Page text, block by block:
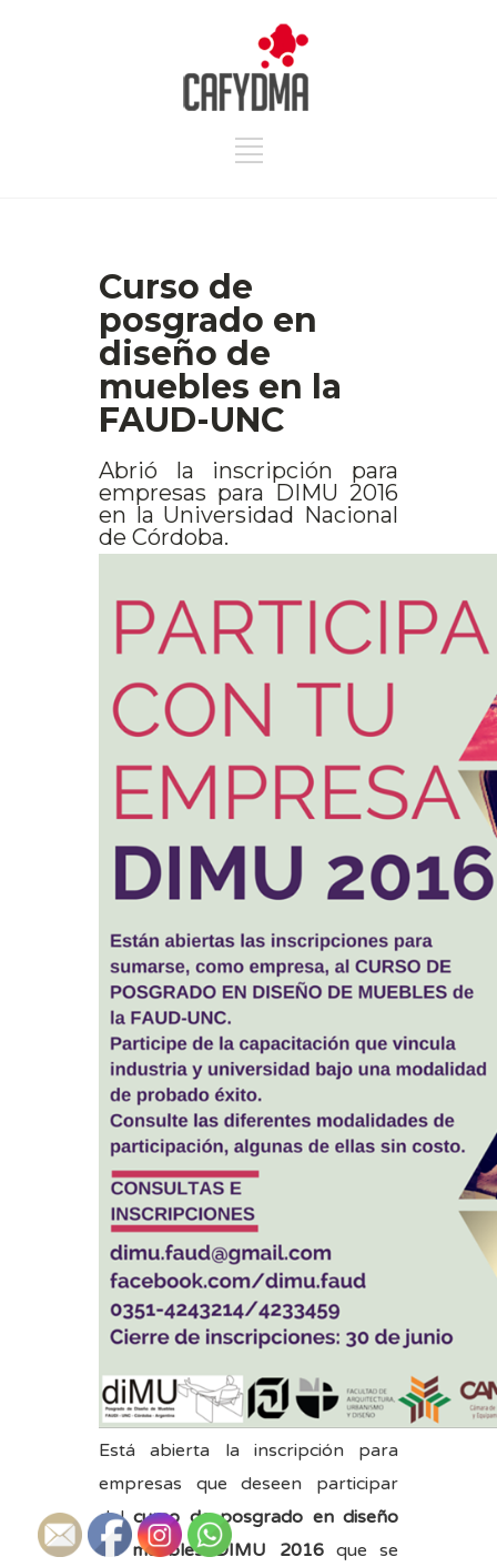
Curso de
posgrado en
diseño de
muebles en la
FAUD-UNC
Abrió la inscripción para
empresas para DIMU 2016
en la Universidad Nacional
de Córdoba.
Está abierta la inscripción para
empresas que deseen participar
delcurso de posgrado en diseño
de muebles DIMU 2016que se